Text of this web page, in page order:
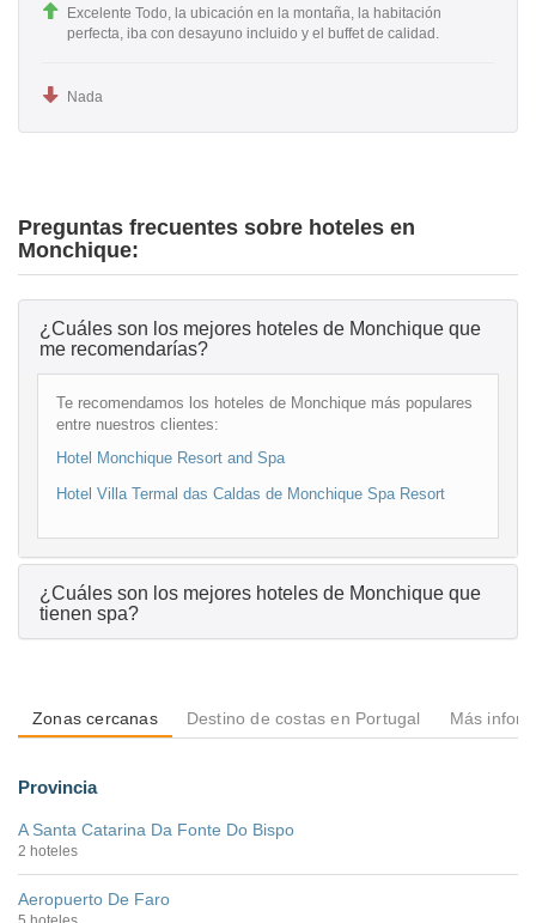
Excelente Todo, la ubicación en la montaña, la habitación
perfecta, iba con desayuno incluido y el buffet de calidad.
Nada
Preguntas frecuentes sobre hoteles en
Monchique:
¿Cuáles son los mejores hoteles de Monchique que
me recomendarías?
Te recomendamos los hoteles de Monchique más populares
entre nuestros clientes:
Hotel Monchique Resort and Spa
Hotel Villa Termal das Caldas de Monchique Spa Resort
¿Cuáles son los mejores hoteles de Monchique que
tienen spa?
Zonas cercanas Destino de costas en Portugal Más
Provincia
A Santa Catarina Da Fonte Do Bispo
2 hoteles
Aeropuerto De Faro